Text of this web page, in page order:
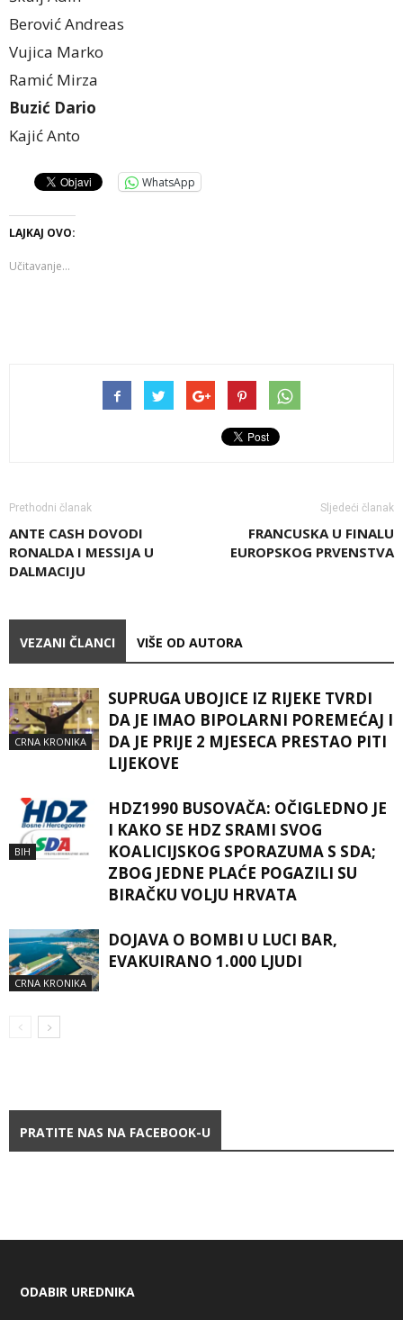
Berović Andreas
Vujica Marko
Ramić Mirza
Buzić Dario
Kajić Anto
WhatsApp
LAJKAJ OVO:
Učitavanje...
Prethodni članak
ANTE CASH DOVODI
RONALDA I MESSIJA U
DALMACIJU
Sljedeći članak
FRANCUSKA U FINALU
EUROPSKOG PRVENSTVA
VEZANI ČLANCI VIŠE OD AUTORA
CRNA KRONIKA
SUPRUGA UBOJICE IZ RIJEKE TVRDI
DA JE IMAO BIPOLARNI POREMEĆAJ I
DA JE PRIJE 2 MJESECA PRESTAO PITI
LIJEKOVE
BIH
HDZ1990 BUSOVAČA: OČIGLEDNO JE
I KAKO SE HDZ SRAMI SVOG
KOALICIJSKOG SPORAZUMA S SDA;
ZBOG JEDNE PLAĆE POGAZILI SU
BIRAČKU VOLJU HRVATA
CRNA KRONIKA
DOJAVA O BOMBI U LUCI BAR,
EVAKUIRANO 1.000 LJUDI
PRATITE NAS NA FACEBOOK-U
ODABIR UREDNIKA